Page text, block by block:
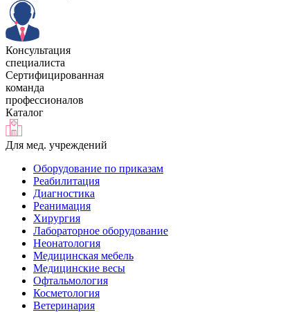
Консультация
специалиста
Сертифицированная
команда
профессионалов
Каталог
Для мед. учреждений
Оборудование по приказам
Реабилитация
Диагностика
Реанимация
Хирургия
Лабораторное оборудование
Неонатология
Медицинская мебель
Медицинские весы
Офтальмология
Косметология
Ветеринария